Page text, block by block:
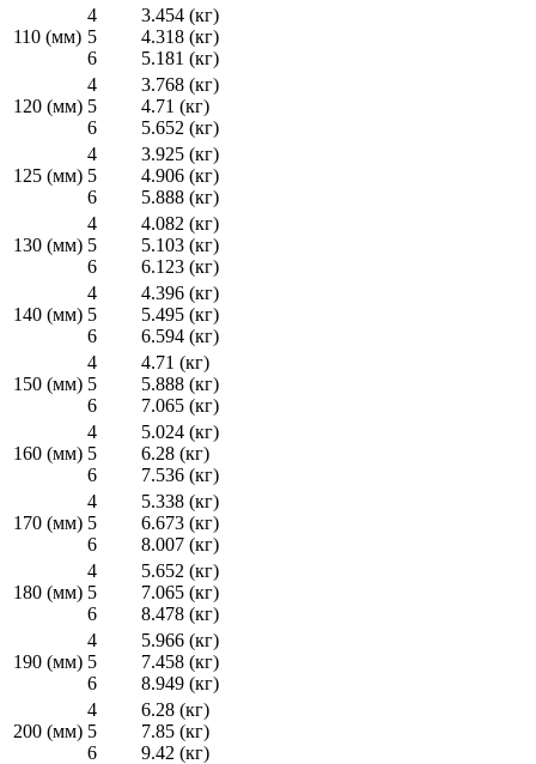
110 (мм)
4
5
6
3.454 (кг)
4.318 (кг)
5.181 (кг)
120 (мм)
4
5
6
3.768 (кг)
4.71 (кг)
5.652 (кг)
125 (мм)
4
5
6
3.925 (кг)
4.906 (кг)
5.888 (кг)
130 (мм)
4
5
6
4.082 (кг)
5.103 (кг)
6.123 (кг)
140 (мм)
4
5
6
4.396 (кг)
5.495 (кг)
6.594 (кг)
150 (мм)
4
5
6
4.71 (кг)
5.888 (кг)
7.065 (кг)
160 (мм)
4
5
6
5.024 (кг)
6.28 (кг)
7.536 (кг)
170 (мм)
4
5
6
5.338 (кг)
6.673 (кг)
8.007 (кг)
180 (мм)
4
5
6
5.652 (кг)
7.065 (кг)
8.478 (кг)
190 (мм)
4
5
6
5.966 (кг)
7.458 (кг)
8.949 (кг)
200 (мм)
4
5
6
6.28 (кг)
7.85 (кг)
9.42 (кг)